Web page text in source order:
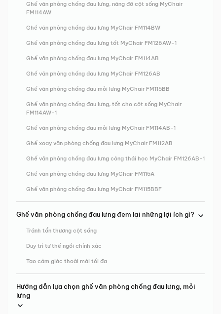
Ghế văn phòng chống đau lưng, nâng đỡ cột sống MyChair
FM114AW
Ghế văn phòng chống đau lưng MyChair FM114BW
Ghế văn phòng chống đau lưng tốt MyChair FM126AW-1
Ghế văn phòng chống đau lưng MyChair FM114AB
Ghế văn phòng chống đau lưng MyChair FM126AB
Ghế văn phòng chống đau mỏi lưng MyChair FM115BB
Ghế văn phòng chống đau lưng, tốt cho cột sống MyChair
FM114AW-1
Ghế văn phòng chống đau mỏi lưng MyChair FM114AB-1
Ghế xoay văn phòng chống đau lưng MyChair FM112AB
Ghế văn phòng chống đau lưng công thái học MyChair FM126AB-1
Ghế văn phòng chống đau lưng MyChair FM115A
Ghế văn phòng chống đau lưng MyChair FM115BBF
Ghế văn phòng chống đau lưng đem lại những lợi ích gì?
Tránh tổn thương cột sống
Duy trì tư thế ngồi chính xác
Tạo cảm giác thoải mái tối đa
Hướng dẫn lựa chọn ghế văn phòng chống đau lưng, mỏi
lưng